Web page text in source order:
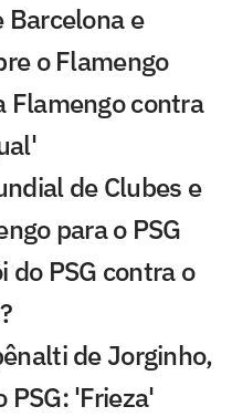
Barcelona e
o Flamengo
Flamengo contra
de Clubes e
para o PSG
do PSG contra o
de Jorginho,
PSG: 'Frieza'